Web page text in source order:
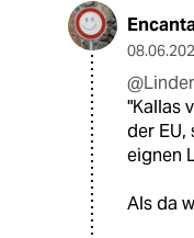
"Kallas
der EU,
eignen
Als da